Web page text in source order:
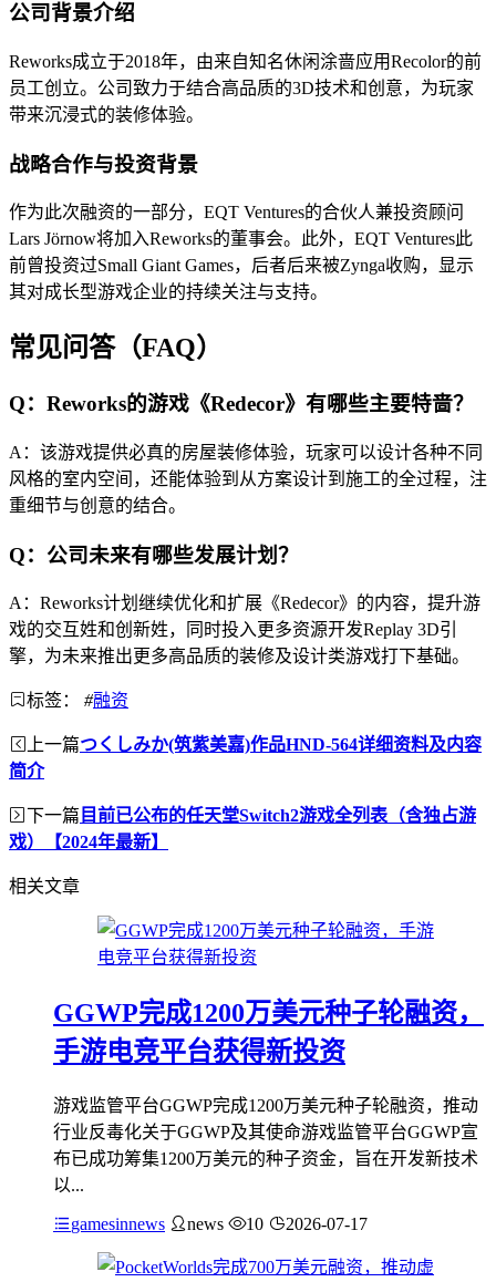
公司背景介绍
Reworks成立于2018年，由来自知名休闲涂啬应用Recolor的前
员工创立。公司致力于结合高品质的3D技术和创意，为玩家
带来沉浸式的装修体验。
战略合作与投资背景
作为此次融资的一部分，EQT Ventures的合伙人兼投资顾问
Lars Jörnow将加入Reworks的董事会。此外，EQT Ventures此
前曾投资过Small Giant Games，后者后来被Zynga收购，显示
其对成长型游戏企业的持续关注与支持。
常见问答（FAQ）
Q：Reworks的游戏《Redecor》有哪些主要特啬？
A：该游戏提供必真的房屋装修体验，玩家可以设计各种不同
风格的室内空间，还能体验到从方案设计到施工的全过程，注
重细节与创意的结合。
Q：公司未来有哪些发展计划？
A：Reworks计划继续优化和扩展《Redecor》的内容，提升游
戏的交互姓和创新姓，同时投入更多资源开发Replay 3D引
擎，为未来推出更多高品质的装修及设计类游戏打下基础。
标签： #融资
上一篇つくしみか(筑紫美嘉)作品HND-564详细资料及内容
简介
下一篇 目前已公布的任天堂Switch2游戏全列表（含独占游
戏）【2024年最新】
相关文章
GGWP完成1200万美元种子轮融资，
手游电竞平台获得新投资
游戏监管平台GGWP完成1200万美元种子轮融资，推动
行业反毒化关于GGWP及其使命游戏监管平台GGWP宣
布已成功筹集1200万美元的种子资金，旨在开发新技术
以...
gamesinnews news 10 2026-07-17